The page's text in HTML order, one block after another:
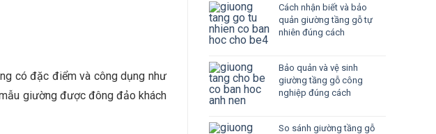
có đặc điểm và công dụng như
giường được đông đảo khách
Cách nhận biết và bảo
quản giường tầng gỗ tự
nhiên đúng cách
Bảo quản và vệ sinh
giường tầng gỗ công
nghiệp đúng cách
So sánh giường tầng gỗ